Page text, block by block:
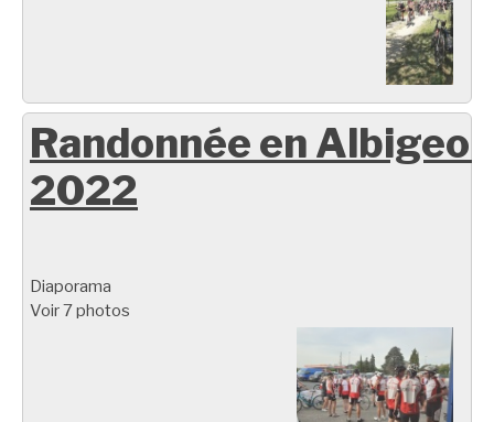
Randonnée en
2022
Diaporama
Voir 7 photos